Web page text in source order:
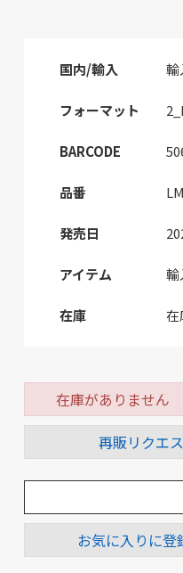
国内/輸入 輸
フォーマット
BARCODE
品番
発売日
アイテム 輸
在庫 在
在庫がありません
再販リクエ
お気に入りに登